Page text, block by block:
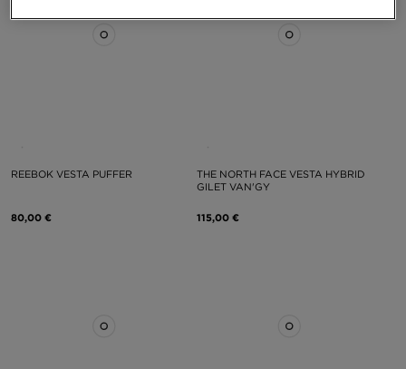
REEBOK VESTA PUFFER
80,00 €
THE NORTH FACE VESTA HYBRID
GILET VAN'GY
115,00 €